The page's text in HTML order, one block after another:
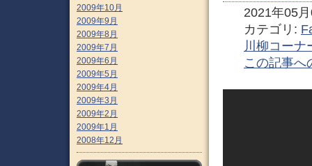
2021年05
カテゴリ:
川柳コーナ
この記事へ
2009年10月
2009年9月
2009年8月
2009年7月
2009年6月
2009年5月
2009年4月
2009年3月
2009年2月
2009年1月
2008年12月